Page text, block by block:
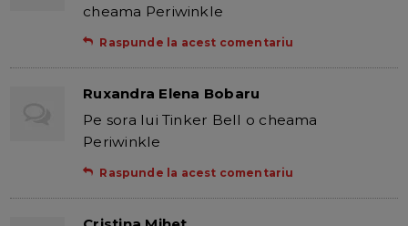
cheama Periwinkle
Raspunde la acest comentariu
Ruxandra Elena Bobaru
Pe sora lui Tinker Bell o cheama
Periwinkle
Raspunde la acest comentariu